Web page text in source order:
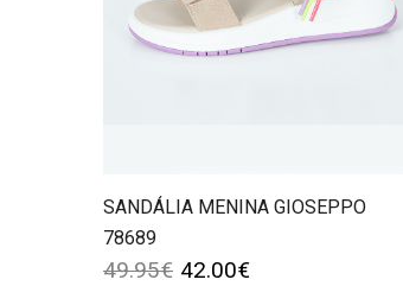
SANDÁLIA MENINA GIOSEPPO
78689
49.95€ 42.00€